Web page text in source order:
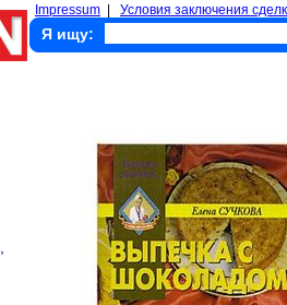
Impressum Условия заключения
Я ищу: